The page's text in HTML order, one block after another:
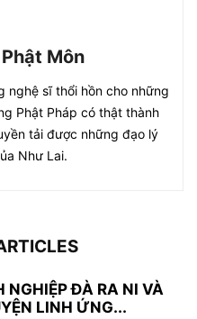
Môn
nghệ sĩ thổi hồn cho những
Phật Pháp có thật thành
tải được những đạo lý
Như Lai.
NGHIỆP ĐÀ RA NI VÀ
LINH ỨNG...